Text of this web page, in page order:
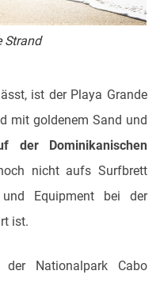
Strand
ist der Playa Grande
mit goldenem Sand und
der Dominikanischen
nicht aufs Surfbrett
Equipment bei der
ist.
Nationalpark Cabo